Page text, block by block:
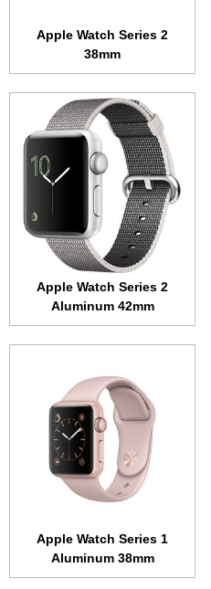
Apple Watch Series 2
38mm
Apple Watch Series 2
Aluminum 42mm
Apple Watch Series 1
Aluminum 38mm
الشاشة:1.5 بوصة • 340x272 بكسل
الذاكرة الداخلية:8 جيجابايت
الرام:512 ميجابايت
نظام التشغيل:
المعالج:ثنائي النواة 520 ميجاهرتز
البطارية:205 مللي أمبير
عرض الموصفات ←
الشاشة:4.7 بوصة - 750x1334 بكسل
الذاكرة الداخلية:32 أو 128 أو 256 جيجابايت
2 جيجابايت
الكاميرا:
رباعي النواة 2.34 جيجاهرتز